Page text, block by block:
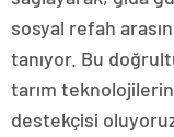
sosyal refah
tanıyor. Bu
tarım
destekçisi